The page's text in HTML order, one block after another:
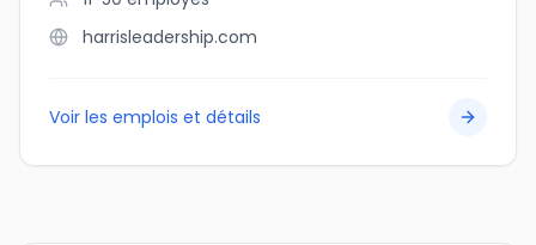
harrisleadership.com
Voir les emplois et détails